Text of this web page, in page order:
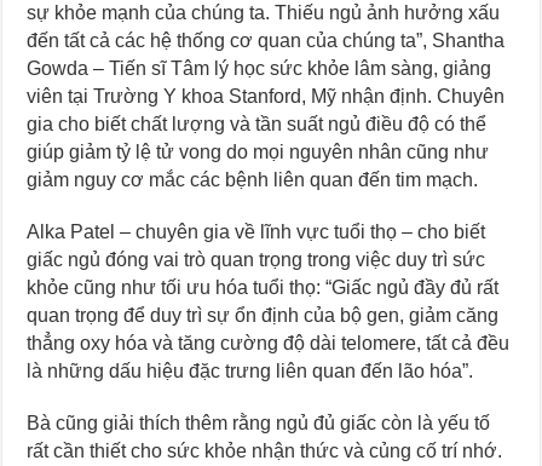
sự khỏe mạnh của chúng ta. Thiếu ngủ ảnh hưởng xấu
đến tất cả các hệ thống cơ quan của chúng ta”, Shantha
Gowda – Tiến sĩ Tâm lý học sức khỏe lâm sàng, giảng
viên tại Trường Y khoa Stanford, Mỹ nhận định. Chuyên
gia cho biết chất lượng và tần suất ngủ điều độ có thể
giúp giảm tỷ lệ tử vong do mọi nguyên nhân cũng như
giảm nguy cơ mắc các bệnh liên quan đến tim mạch.
Alka Patel – chuyên gia về lĩnh vực tuổi thọ – cho biết
giấc ngủ đóng vai trò quan trọng trong việc duy trì sức
khỏe cũng như tối ưu hóa tuổi thọ: “Giấc ngủ đầy đủ rất
quan trọng để duy trì sự ổn định của bộ gen, giảm căng
thẳng oxy hóa và tăng cường độ dài telomere, tất cả đều
là những dấu hiệu đặc trưng liên quan đến lão hóa”.
Bà cũng giải thích thêm rằng ngủ đủ giấc còn là yếu tố
rất cần thiết cho sức khỏe nhận thức và củng cố trí nhớ.